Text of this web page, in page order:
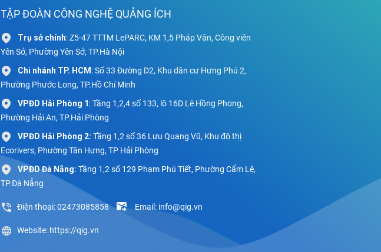
TẬP ĐOÀN CÔNG NGHỆ QUẢNG ÍCH
Trụ sở chính: Z5-47 TTTM LePARC, KM 1,5 Pháp Vân, Công viên
Yên Sở, Phường Yên Sở, TP.Hà Nội
Chi nhánh TP. HCM : Số 33 Đường D2, Khu dân cư Hưng Phú 2,
Phường Phước Long, TP.Hồ Chí Minh
VPĐD Hải Phòng 1: Tầng 1,2,4 số 133, lô 16D Lê Hồng Phong,
Phường Hải An, TP.Hải Phòng
VPĐD Hải Phòng 2: Tầng 1,2 số 36 Lưu Quang Vũ, Khu đô thị
Ecorivers, Phường Tân Hưng, TP Hải Phòng
VPĐD Đà Nẵng: Tầng 1,2 số 129 Phạm Phú Tiết, Phường Cẩm Lệ,
TP.Đà Nẵng
Điện thoại: 02473085858 Email: info@qig.vn
Website: https://qig.vn